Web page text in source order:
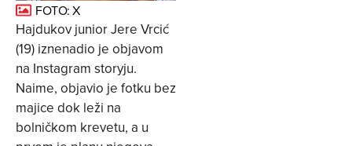
FOTO: X
Hajdukov junior Jere Vrcić
(19) iznenadio je objavom
na Instagram storyju.
Naime, objavio je fotku bez
majice dok leži na
bolničkom krevetu, a u